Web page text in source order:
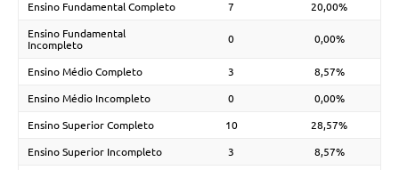
Ensino Fundamental Completo 7 20,00%
Ensino Fundamental
Incompleto
0 0,00%
Ensino Médio Completo 3 8,57%
Ensino Médio Incompleto 0 0,00%
Ensino Superior Completo 10 28,57%
Ensino Superior Incompleto 3 8,57%